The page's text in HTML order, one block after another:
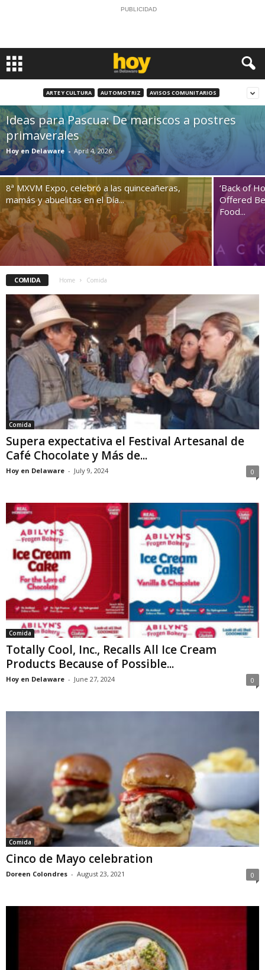
PUBLICIDAD
ARTE Y CULTURA AUTOMOTRIZ AVISOS COMUNITARIOS
Ideas para Pascua: De mariscos a postres
primaverales
Hoy en Delaware - April 4, 2026
8ª MXVM Expo, celebró a las quinceañeras,
mamás y abuelitas en el Día...
‘Back of
Offered
Food...
COMIDA Home Comida
Comida
Supera expectativa el Festival Artesanal de
Café Chocolate y Más de...
Hoy en Delaware - July 9, 2024 0
Comida
Totally Cool, Inc., Recalls All Ice Cream
Products Because of Possible...
Hoy en Delaware - June 27, 2024 0
Comida
Cinco de Mayo celebration
Doreen Colondres - August 23, 2021 0